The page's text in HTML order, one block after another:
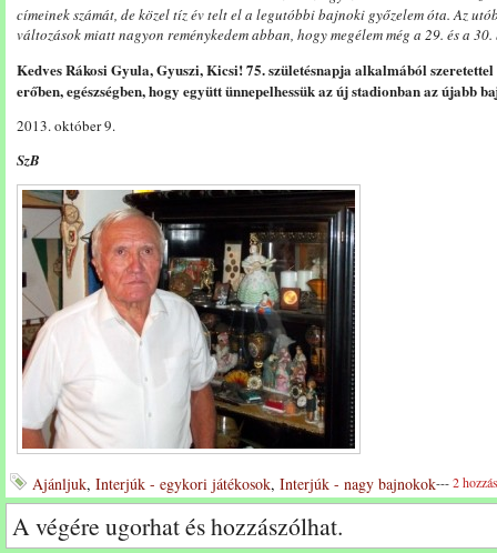
címeinek számát, de közel tíz év telt el a legutóbbi bajnoki győzelem óta. Az
változások miatt nagyon reménykedem abban, hogy megélem még a 29. és a
Kedves Rákosi Gyula, Gyuszi, Kicsi! 75. születésnapja alkalmából
erőben, egészségben, hogy együtt ünnepelhessük az új stadionban az újabb
2013. október 9.
SzB
Ajánljuk, Interjúk - egykori játékosok, Interjúk - nagy bajnokok---2
A végére ugorhat és hozzászólhat.